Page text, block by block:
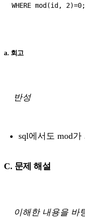
WHERE mod(id, 2)=0;
a. 회고
반성
sql에서도 mod
C. 문제 해설
이해한 내용을 바